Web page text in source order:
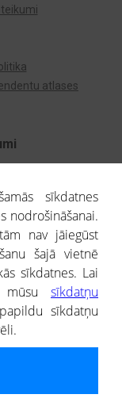
atlases
un tai nav
sīkdatnes
nodrošināšanai.
nav jāiegūst
šajā vietnē
sīkdatnes. Lai
mūsu sīkdatņu
sīkdatņu